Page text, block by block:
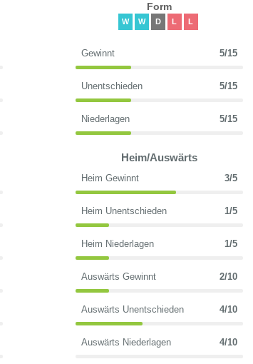
Form
W W D L L
Gewinnt 5/15
Unentschieden 5/15
Niederlagen 5/15
Heim/Auswärts
Heim Gewinnt 3/5
Heim Unentschieden 1/5
Heim Niederlagen 1/5
Auswärts Gewinnt 2/10
Auswärts Unentschieden 4/10
Auswärts Niederlagen 4/10